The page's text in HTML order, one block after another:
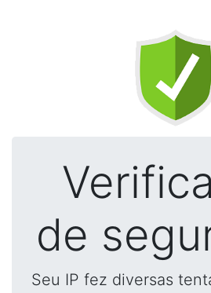
de
Seu IP fez diversas